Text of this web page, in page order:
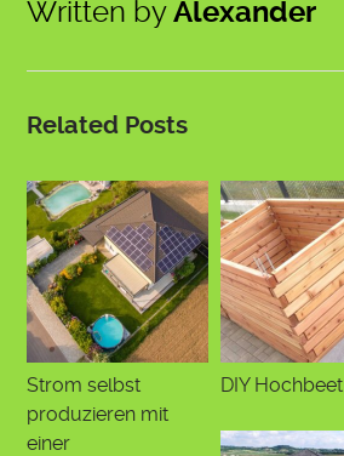
Written byAlexander
Related Posts
Strom selbst
produzieren mit
einer
DIY Hochbeet